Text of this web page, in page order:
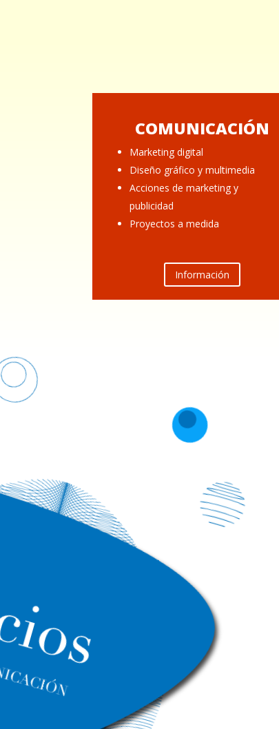
COMUNICACIÓN
Marketing digital
Diseño gráfico y multimedia
Acciones de marketing y
publicidad
Proyectos a medida
Información